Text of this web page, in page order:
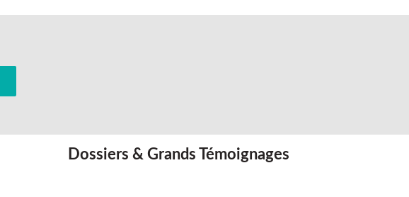
Dossiers & Grands Témoignages